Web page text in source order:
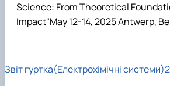
Science: From Theoretical
Impact"May 12-14, 2025 Antwerp,
Звіт гуртка(Електрохімічні